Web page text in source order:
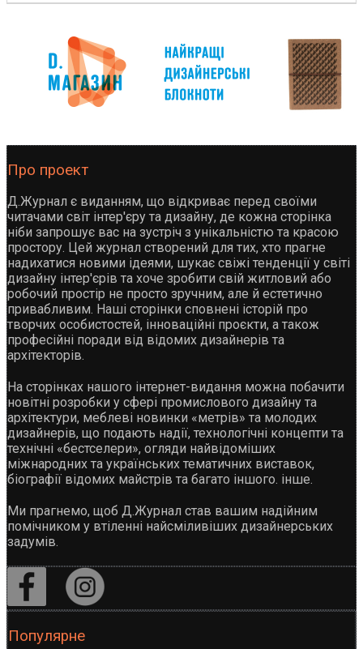
Про проект
Д.Журнал є виданням, що відкриває перед своїми
читачами світ інтер'єру та дизайну, де кожна сторінка
ніби запрошує вас на зустріч з унікальністю та красою
простору. Цей журнал створений для тих, хто прагне
надихатися новими ідеями, шукає свіжі тенденції у світі
дизайну інтер'єрів та хоче зробити свій житловий або
робочий простір не просто зручним, але й естетично
привабливим. Наші сторінки сповнені історій про
творчих особистостей, інноваційні проєкти, а також
професійні поради від відомих дизайнерів та
архітекторів.
На сторінках нашого інтернет-видання можна побачити
новітні розробки у сфері промислового дизайну та
архітектури, меблеві новинки «метрів» та молодих
дизайнерів, що подають надії, технологічні концепти та
технічні «бестселери», огляди найвідоміших
міжнародних та українських тематичних виставок,
біографії відомих майстрів та багато іншого. інше.
Ми прагнемо, щоб Д.Журнал став вашим надійним
помічником у втіленні найсміливіших дизайнерських
задумів.
Популярне